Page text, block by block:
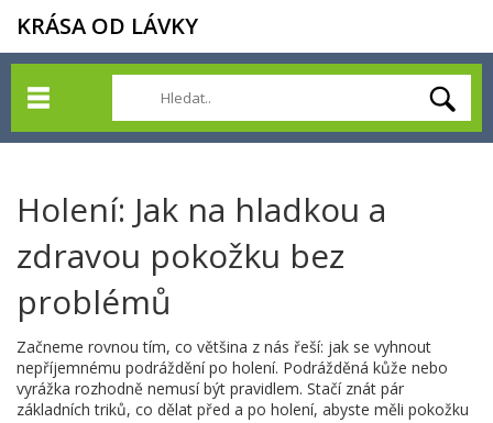
KRÁSA OD LÁVKY
Holení: Jak na hladkou a
zdravou pokožku bez
problémů
Začneme rovnou tím, co většina z nás řeší: jak se vyhnout
nepříjemnému podráždění po holení. Podrážděná kůže nebo
vyrážka rozhodně nemusí být pravidlem. Stačí znát pár
základních triků, co dělat před a po holení, abyste měli pokožku